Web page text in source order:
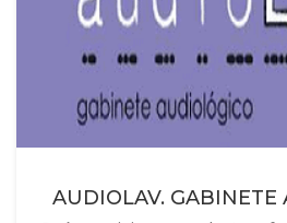
AUDIOLAV. GABINETE